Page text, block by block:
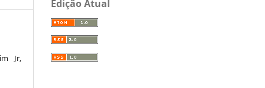
Jr,
Edição Atual